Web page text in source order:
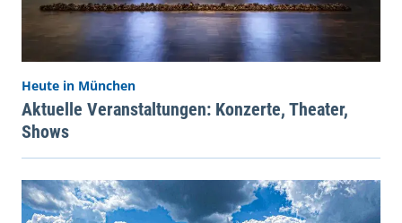
Heute in München
Aktuelle Veranstaltungen: Konzerte, Theater,
Shows